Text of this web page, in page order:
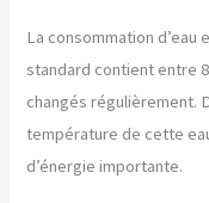
La consommation d’eau
standard contient entre
changés régulièrement.
température de cette
d’énergie importante.